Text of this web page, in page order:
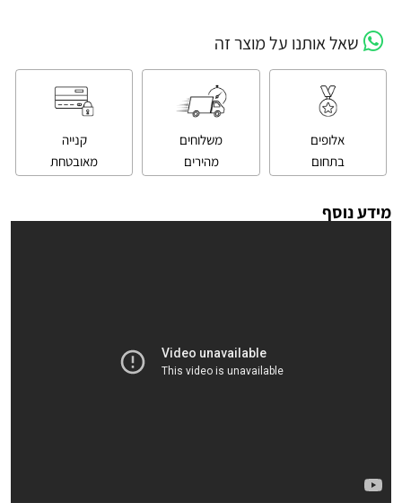
שאל אותנו על מוצר זה
אלופים
בתחום
משלוחים
מהירים
קנייה
מאובטחת
מידע נוסף